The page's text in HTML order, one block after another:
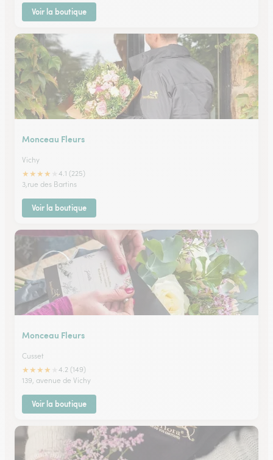
Voir la boutique
Monceau Fleurs
Vichy
★★★★
4.1 (225)
3,rue des Bartins
Voir la boutique
Monceau Fleurs
Cusset
★★★★
4.2 (149)
139, avenue de Vichy
Voir la boutique